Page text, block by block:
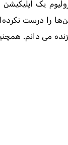
یک
را درست
می دانم.